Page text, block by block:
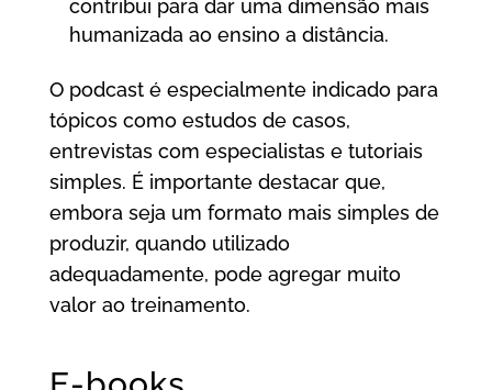
contribui para dar uma dimensão mais
humanizada ao ensino a distância.
O podcast é especialmente indicado para
tópicos como estudos de casos,
entrevistas com especialistas e tutoriais
simples. É importante destacar que,
embora seja um formato mais simples de
produzir, quando utilizado
adequadamente, pode agregar muito
valor ao treinamento.